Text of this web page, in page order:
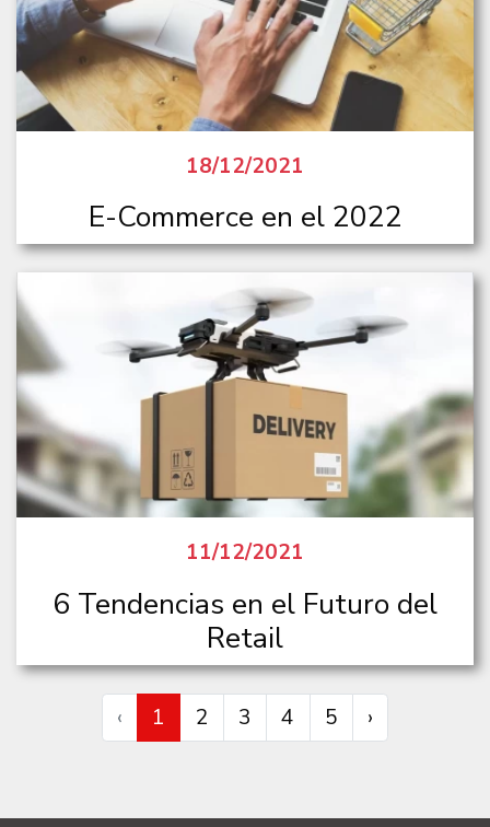
18/12/2021
E-Commerce en el 2022
11/12/2021
6 Tendencias en el Futuro del
Retail
‹ 1 2 3 4 5 ›